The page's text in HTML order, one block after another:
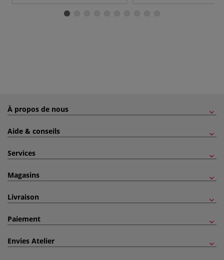
À propos de nous
Aide & conseils
Services
Magasins
Livraison
Paiement
Envies Atelier